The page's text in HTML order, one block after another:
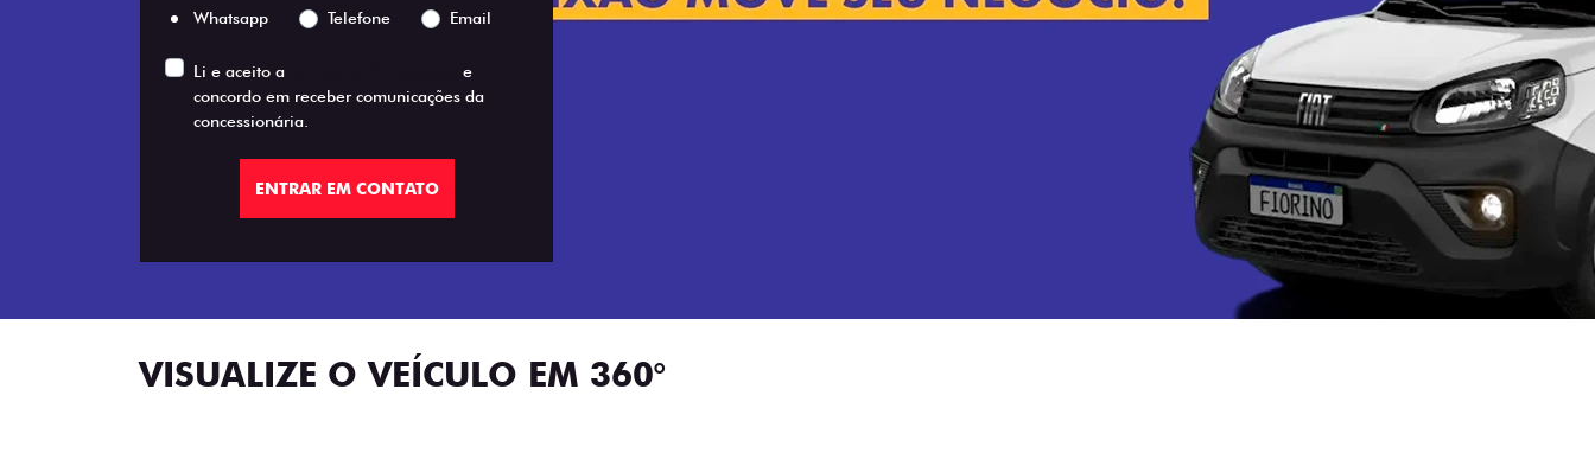
Whatsapp
Telefone Email
Li e aceito a
e
concordo em receber comunicações da
concessionária.
ENTRAR EM CONTATO
VISUALIZE O VEÍCULO EM 360°